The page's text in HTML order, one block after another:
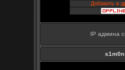
Добавить в
IP админа
s1m0n